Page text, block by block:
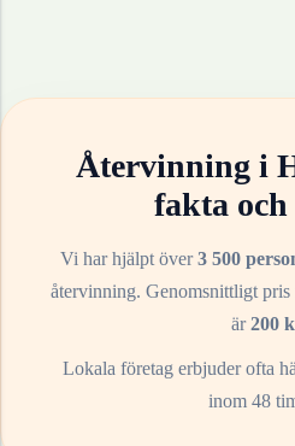
Återvinning i
fakta
Vi har hjälpt över3 500
återvinning. Genomsnittligt
är200
Lokala företag erbjuder ofta
inom 48